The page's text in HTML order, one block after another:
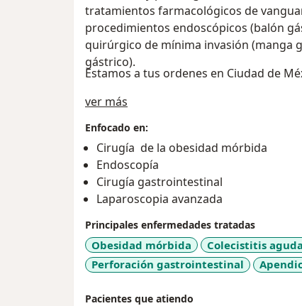
tratamientos farmacológicos de
procedimientos endoscópicos (balón
quirúrgico de mínima invasión (manga
gástrico).
Estamos a tus ordenes en Ciudad de
ver más
Enfocado en:
Cirugía de la obesidad mórbida
Endoscopía
Cirugía gastrointestinal
Laparoscopia avanzada
Principales enfermedades tratadas
Obesidad mórbida Colecistitis aguda
Perforación gastrointestinal
Pacientes que atiendo